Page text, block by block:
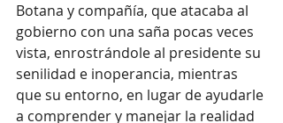
Botana y compañía, que atacaba al
gobierno con una saña pocas veces
vista, enrostrándole al presidente su
senilidad e inoperancia, mientras
que su entorno, en lugar de ayudarle
a comprender y manejar la realidad